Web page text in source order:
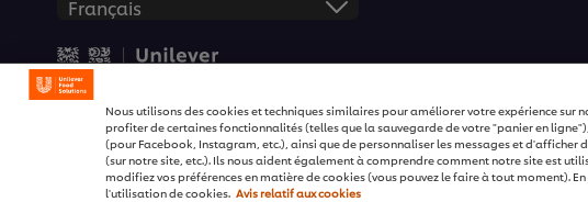
Nous utilisons des cookies et techniques similaires pour améliorer votre expérience sur
profiter de certaines fonctionnalités (telles que la sauvegarde de votre "panier en
(pour Facebook, Instagram, etc.), ainsi que de personnaliser les messages et d'afficher
(sur notre site, etc.). Ils nous aident également à comprendre comment notre site est
modifiez vos préférences en matière de cookies (vous pouvez le faire à tout moment).
l'utilisation de cookies. Avis relatif aux cookies